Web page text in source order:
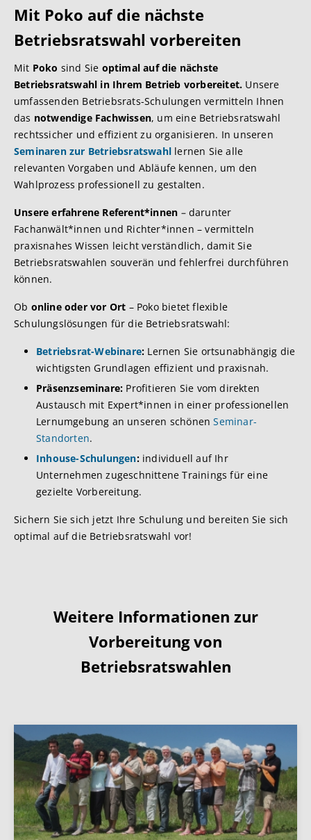
Mit Poko auf die nächste
Betriebsratswahl vorbereiten
Mit Poko sind Sie optimal auf die nächste
Betriebsratswahl in Ihrem Betrieb vorbereitet. Unsere
umfassenden Betriebsrats-Schulungen vermitteln Ihnen
das notwendige Fachwissen, um eine Betriebsratswahl
rechtssicher und effizient zu organisieren. In unseren
Seminaren zur Betriebsratswahl lernen Sie alle
relevanten Vorgaben und Abläufe kennen, um den
Wahlprozess professionell zu gestalten.
Unsere erfahrene Referent*innen – darunter
Fachanwält*innen und Richter*innen – vermitteln
praxisnahes Wissen leicht verständlich, damit Sie
Betriebsratswahlen souverän und fehlerfrei durchführen
können.
Ob online oder vor Ort – Poko bietet flexible
Schulungslösungen für die Betriebsratswahl:
Betriebsrat-Webinare: Lernen Sie ortsunabhängig die
wichtigsten Grundlagen effizient und praxisnah.
Präsenzseminare: Profitieren Sie vom direkten
Austausch mit Expert*innen in einer professionellen
Lernumgebung an unseren schönenSeminar-
Standorten.
Inhouse-Schulungen:individuell auf Ihr
Unternehmen zugeschnittene Trainings für eine
gezielte Vorbereitung.
Sichern Sie sich jetzt Ihre Schulung und bereiten Sie sich
optimal auf die Betriebsratswahl vor!
Weitere Informationen zur
Vorbereitung von
Betriebsratswahlen